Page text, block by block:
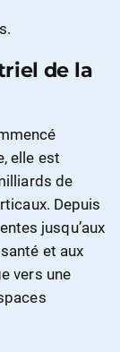
de la
elle est
de
Depuis
jusqu’aux
et aux
vers une